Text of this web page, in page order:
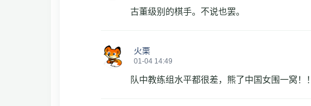
古董级别的棋手。不说也罢。
火栗
01-04 14:49
队中教练组水平都很差，熊了中国女围一窝！！